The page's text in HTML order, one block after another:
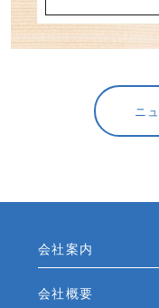
ニ
会社案内
会社概要